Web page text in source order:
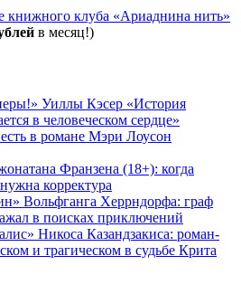
книжного клуба «Ариаднина нить»
в месяц!)
Уиллы Кэсер «История
в человеческом сердце»
в романе Мэри Лоусон
Франзена (18+): когда
корректура
Вольфганга Херрндорфа: граф
в поисках приключений
Никоса Казандзакиса: роман-
и трагическом в судьбе Крита